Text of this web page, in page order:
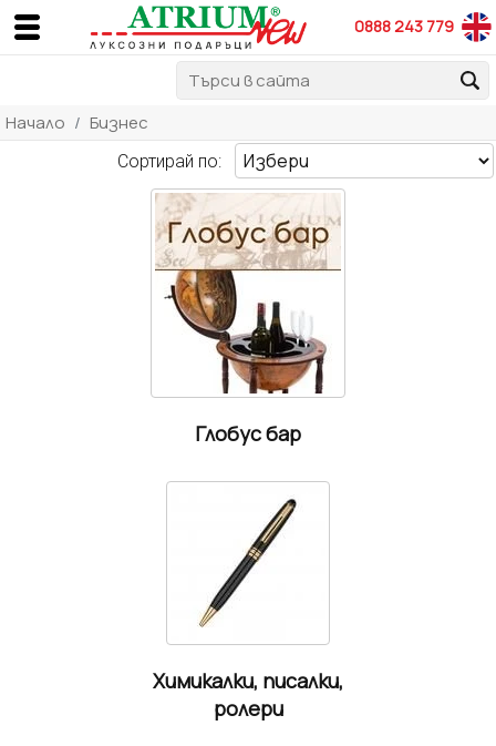
0888 243 779
Начало Бизнес
Сортирай по:
Глобус бар
Химикалки, писалки,
ролери